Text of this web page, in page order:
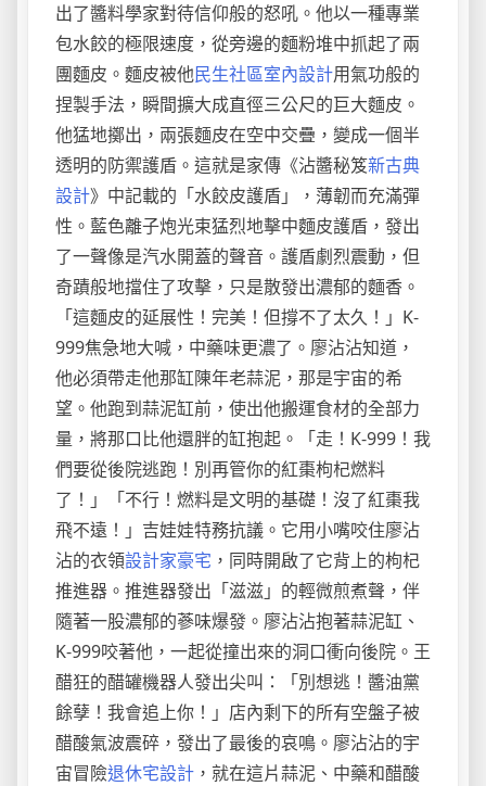
出了醬料學家對待信仰般的怒吼。他以一種專業
包水餃的極限速度，從旁邊的麵粉堆中抓起了兩
團麵皮。麵皮被他民生社區室內設計用氣功般的
捏製手法，瞬間擴大成直徑三公尺的巨大麵皮。
他猛地擲出，兩張麵皮在空中交疊，變成一個半
透明的防禦護盾。這就是家傳《沾醬秘笈新古典
設計》中記載的「水餃皮護盾」，薄韌而充滿彈
性。藍色離子炮光束猛烈地擊中麵皮護盾，發出
了一聲像是汽水開蓋的聲音。護盾劇烈震動，但
奇蹟般地擋住了攻擊，只是散發出濃郁的麵香。
「這麵皮的延展性！完美！但撐不了太久！」K-
999焦急地大喊，中藥味更濃了。廖沾沾知道，
他必須帶走他那缸陳年老蒜泥，那是宇宙的希
望。他跑到蒜泥缸前，使出他搬運食材的全部力
量，將那口比他還胖的缸抱起。「走！K-999！我
們要從後院逃跑！別再管你的紅棗枸杞燃料
了！」「不行！燃料是文明的基礎！沒了紅棗我
飛不遠！」吉娃娃特務抗議。它用小嘴咬住廖沾
沾的衣領設計家豪宅 ，同時開啟了它背上的枸杞
推進器。推進器發出「滋滋」的輕微煎煮聲，伴
隨著一股濃郁的蔘味爆發。廖沾沾抱著蒜泥缸、
K-999咬著他，一起從撞出來的洞口衝向後院。王
醋狂的醋罐機器人發出尖叫：「別想逃！醬油黨
餘孽！我會追上你！」店內剩下的所有空盤子被
醋酸氣波震碎，發出了最後的哀鳴。廖沾沾的宇
宙冒險退休宅設計 ，就在這片蒜泥、中藥和醋酸